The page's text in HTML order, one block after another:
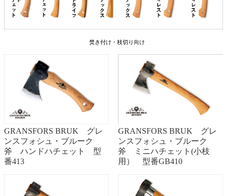
焚き付け・枝切り向け
GRANSFORS BRUK グレ
ンスフォシュ・ブルーク
斧 ハンドハチェット 型
番413
GRANSFORS BRUK グレ
ンスフォシュ・ブルーク
斧 ミニハチェット(小枝
用） 型番GB410